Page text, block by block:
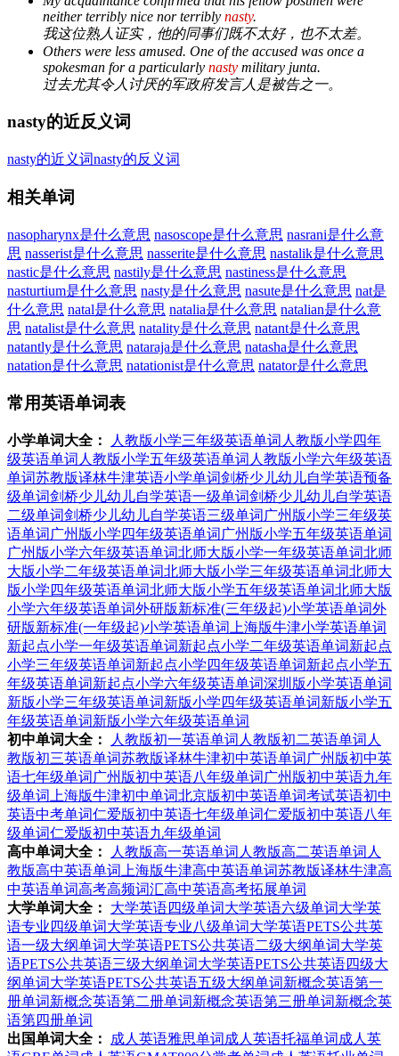
neither terribly nice nor terribly nasty.
我这位熟人证实，他的同事们既不太好，也不太差。
Others were less amused. One of the accused was once a
spokesman for a particularly nasty military junta.
过去尤其令人讨厌的军政府发言人是被告之一。
nasty的近反义词
nasty的近义词nasty的反义词
相关单词
nasopharynx是什么意思 nasoscope是什么意思 nasrani是什么意
思 nasserist是什么意思 nasserite是什么意思 nastalik是什么意思
nastic是什么意思 nastily是什么意思 nastiness是什么意思
nasturtium是什么意思 nasty是什么意思 nasute是什么意思 nat是
什么意思 natal是什么意思 natalia是什么意思 natalian是什么意
思 natalist是什么意思 natality是什么意思 natant是什么意思
natantly是什么意思 nataraja是什么意思 natasha是什么意思
natation是什么意思 natationist是什么意思 natator是什么意思
常用英语单词表
小学单词大全： 人教版小学三年级英语单词 人教版小学四年
级英语单词 人教版小学五年级英语单词 人教版小学六年级英语
单词苏教版译林牛津英语小学单词剑桥少儿幼儿自学英语预备
级单词剑桥少儿幼儿自学英语一级单词剑桥少儿幼儿自学英语
二级单词剑桥少儿幼儿自学英语三级单词 广州版小学三年级英
语单词 广州版小学四年级英语单词 广州版小学五年级英语单词
广州版小学六年级英语单词北师大版小学一年级英语单词北师
大版小学二年级英语单词北师大版小学三年级英语单词北师大
版小学四年级英语单词北师大版小学五年级英语单词北师大版
小学六年级英语单词外研版新标准(三年级起)小学英语单词外
研版新标准(一年级起)小学英语单词 上海版牛津小学英语单词
新起点小学一年级英语单词新起点小学二年级英语单词新起点
小学三年级英语单词新起点小学四年级英语单词新起点小学五
年级英语单词新起点小学六年级英语单词深圳版小学英语单词
新版小学三年级英语单词新版小学四年级英语单词新版小学五
年级英语单词新版小学六年级英语单词
初中单词大全：
人教版初一英语单词 人教版初二英语单词 人
教版初三英语单词苏教版译林牛津初中英语单词 广州版初中英
语七年级单词 广州版初中英语八年级单词 广州版初中英语九年
级单词 上海版牛津初中单词北京版初中英语单词考试英语初中
英语中考单词仁爱版初中英语七年级单词仁爱版初中英语八年
级单词仁爱版初中英语九年级单词
高中单词大全：
人教版高一英语单词 人教版高二英语单词 人
教版高中英语单词 上海版牛津高中英语单词苏教版译林牛津高
中英语单词高考高频词汇高中英语高考拓展单词
大学单词大全：
大学英语四级单词大学英语六级单词大学英
语专业四级单词大学英语专业八级单词大学英语PETS公共英
语一级大纲单词大学英语PETS公共英语二级大纲单词大学英
语PETS公共英语三级大纲单词大学英语PETS公共英语四级大
纲单词大学英语PETS公共英语五级大纲单词新概念英语第一
册单词新概念英语第二册单词新概念英语第三册单词新概念英
语第四册单词
出国单词大全：
成人英语雅思单词 成人英语托福单词 成人英